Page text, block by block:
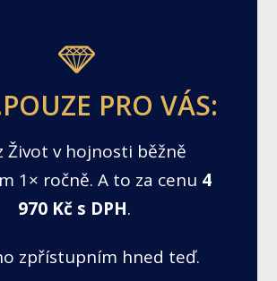
PRO VÁS:
Život v hojnosti běžně
1× ročně. A to za cenu 4
970 Kč s DPH.
zpřístupním hned teď.